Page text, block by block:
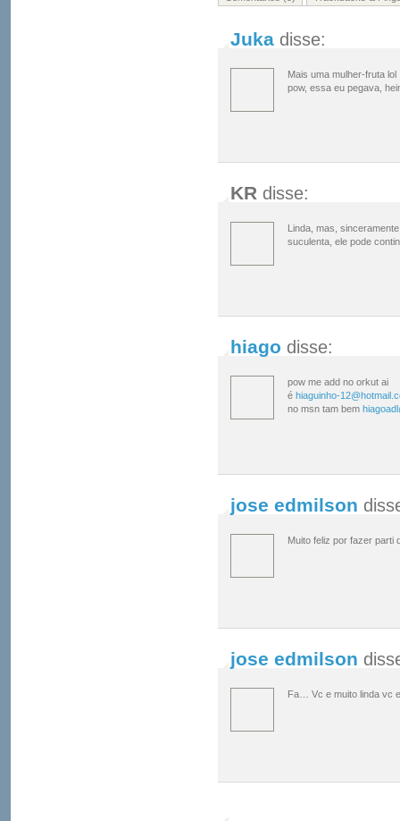
Juka disse:
Mais uma mulher-fruta lol
pow, essa eu pegava,
KR disse:
Linda, mas,
suculenta, ele pode
hiago disse:
pow me add no orkut ai
é hiaguinho-
no msn tam bem
jose edmilson
Muito feliz por fazer parti
jose edmilson
Fa… Vc e muito linda vc